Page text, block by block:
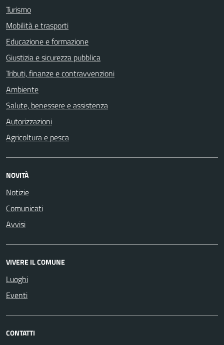
Turismo
Mobilità e trasporti
Educazione e formazione
Giustizia e sicurezza pubblica
Tributi, finanze e contravvenzioni
Ambiente
Salute, benessere e assistenza
Autorizzazioni
Agricoltura e pesca
NOVITÀ
Notizie
Comunicati
Avvisi
VIVERE IL COMUNE
Luoghi
Eventi
CONTATTI